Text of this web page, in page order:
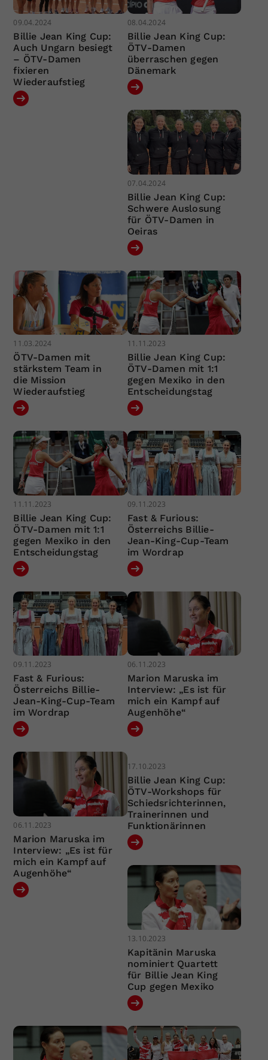
09.04.2024
Billie Jean King Cup:
Auch Ungarn besiegt
– ÖTV-Damen
fixieren
Wiederaufstieg
08.04.2024
Billie Jean King Cup:
ÖTV-Damen
überraschen gegen
Dänemark
07.04.2024
Billie Jean King Cup:
Schwere Auslosung
für ÖTV-Damen in
Oeiras
11.03.2024
ÖTV-Damen mit
stärkstem Team in
die Mission
Wiederaufstieg
11.11.2023
Billie Jean King Cup:
ÖTV-Damen mit 1:1
gegen Mexiko in den
Entscheidungstag
11.11.2023
Billie Jean King Cup:
ÖTV-Damen mit 1:1
gegen Mexiko in den
Entscheidungstag
09.11.2023
Fast & Furious:
Österreichs Billie-
Jean-King-Cup-Team
im Wordrap
09.11.2023
Fast & Furious:
Österreichs Billie-
Jean-King-Cup-Team
im Wordrap
06.11.2023
Marion Maruska im
Interview: „Es ist für
mich ein Kampf auf
Augenhöhe“
06.11.2023
Marion Maruska im
Interview: „Es ist für
mich ein Kampf auf
Augenhöhe“
17.10.2023
Billie Jean King Cup:
ÖTV-Workshops für
Schiedsrichterinnen,
Trainerinnen und
Funktionärinnen
13.10.2023
Kapitänin Maruska
nominiert Quartett
für Billie Jean King
Cup gegen Mexiko